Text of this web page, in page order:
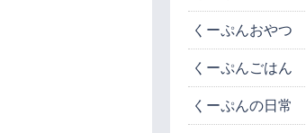
くーぷんおやつ
くーぷんごはん
くーぷんの日常